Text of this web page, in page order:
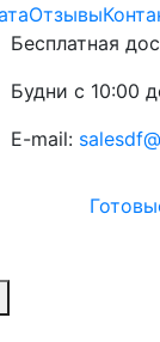
Отзывы
Бесплатная
Будни с 10:00
E-mail: